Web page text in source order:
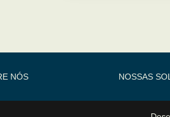
NÓS NOSSAS